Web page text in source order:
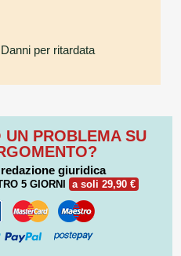
per ritardata
PROBLEMA SU
giuridica
5 GIORNI a soli 29,90 €